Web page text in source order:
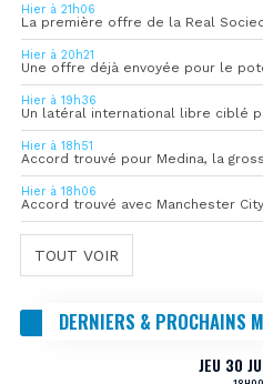
Hier à 21h06
Hier à 20h21
Une offre déjà envoyée pour le
Hier à 19h36
Un latéral international libre ciblé
Hier à 18h51
Accord trouvé pour Medina, la
Hier à 18h06
Accord trouvé avec Manchester
TOUT VOIR
DERNIERS & PROCHAINS
JEU 30